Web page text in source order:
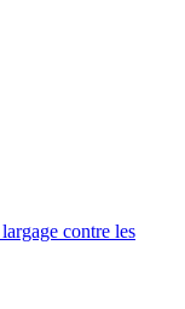
contre les